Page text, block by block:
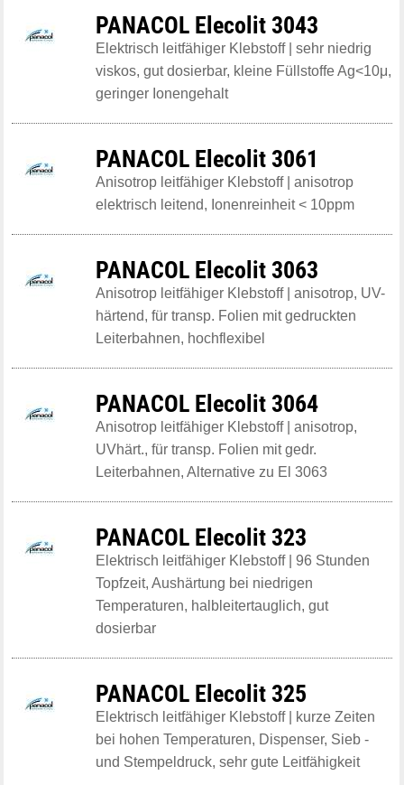
PANACOL Elecolit 3043
Elektrisch leitfähiger Klebstoff | sehr niedrig
viskos, gut dosierbar, kleine Füllstoffe Ag<10μ,
geringer Ionengehalt
PANACOL Elecolit 3061
Anisotrop leitfähiger Klebstoff | anisotrop
elektrisch leitend, Ionenreinheit < 10ppm
PANACOL Elecolit 3063
Anisotrop leitfähiger Klebstoff | anisotrop, UV-
härtend, für transp. Folien mit gedruckten
Leiterbahnen, hochflexibel
PANACOL Elecolit 3064
Anisotrop leitfähiger Klebstoff | anisotrop,
UVhärt., für transp. Folien mit gedr.
Leiterbahnen, Alternative zu El 3063
PANACOL Elecolit 323
Elektrisch leitfähiger Klebstoff | 96 Stunden
Topfzeit, Aushärtung bei niedrigen
Temperaturen, halbleitertauglich, gut
dosierbar
PANACOL Elecolit 325
Elektrisch leitfähiger Klebstoff | kurze Zeiten
bei hohen Temperaturen, Dispenser, Sieb -
und Stempeldruck, sehr gute Leitfähigkeit